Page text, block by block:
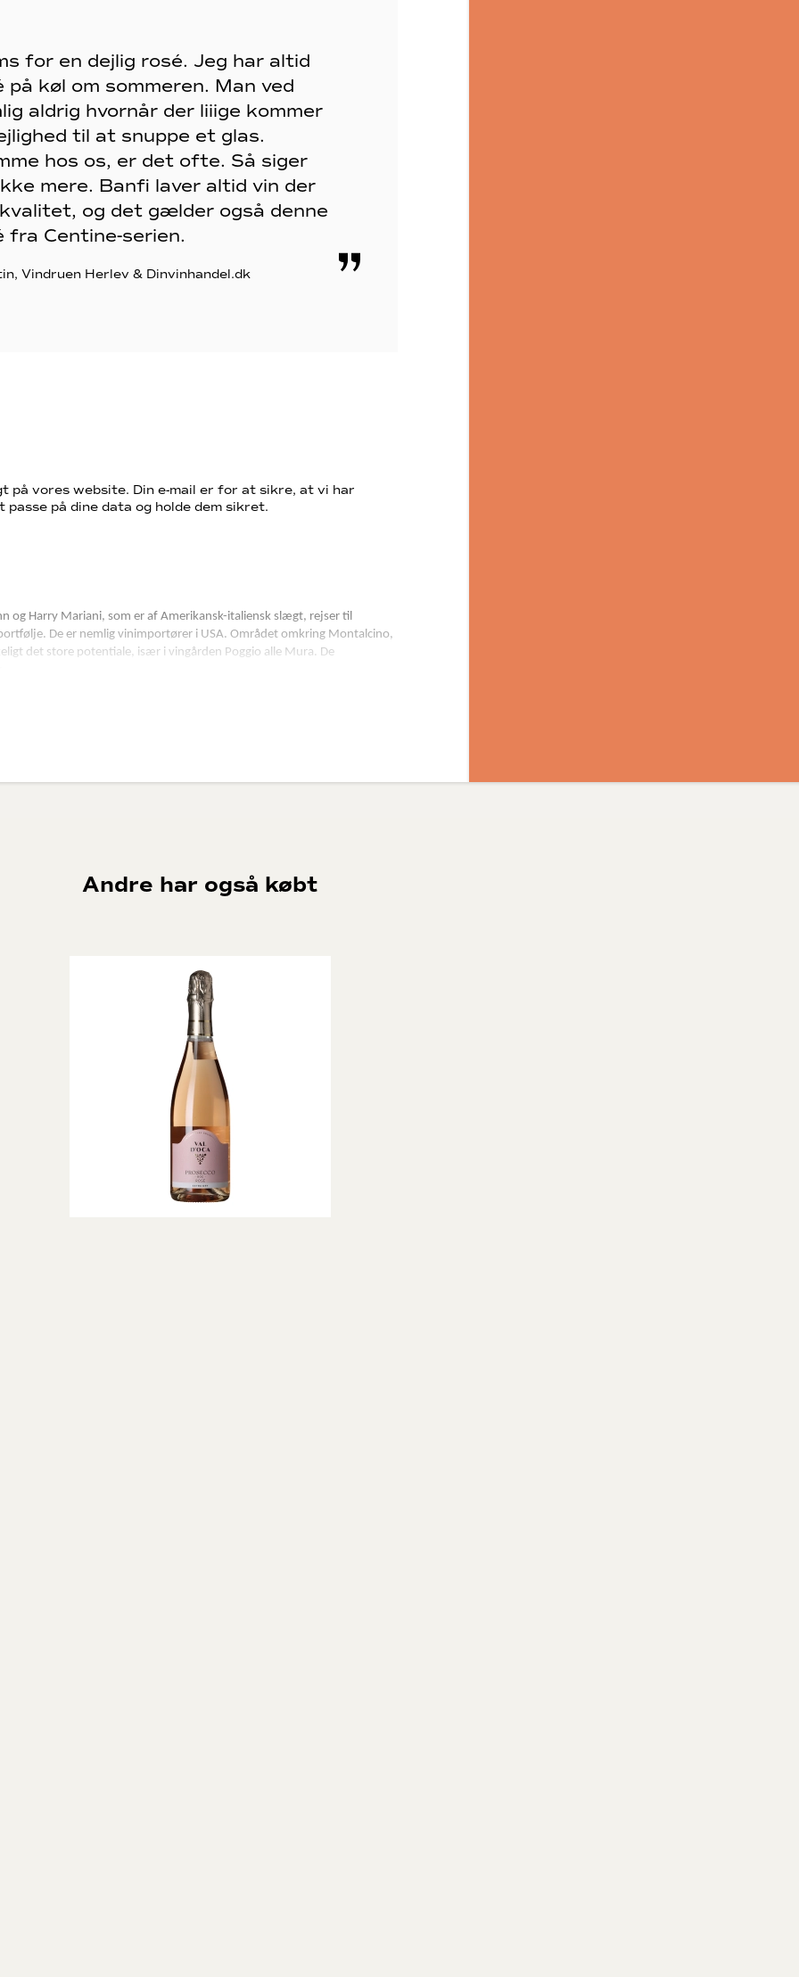
for en dejlig rosé. Jeg har altid
på køl om sommeren. Man ved
aldrig hvornår der liiige kommer
til at snuppe et glas.
hos os, er det ofte. Så siger
mere. Banfi laver altid vin der
og det gælder også denne
fra Centine-serien.
Vindruen Herlev & Dinvinhandel.dk
vores website. Din e-mail er for at sikre, at vi har
på dine data og holde dem sikret.
og Harry Mariani, som er af Amerikansk-italiensk slægt, rejser til
De er nemlig vinimportører i USA. Området omkring Montalcino,
det store potentiale, især i vingården Poggio alle Mura. De
den flotte vingård. 5 år senere køber de det historiske
også investeret i bæredygtighedsprojekter samt CSR initiativer. Banfi
deres jordbund, druetyper og alt muligt. De vil hele tiden lave de
Poggio all’Oro. Vinen bliver kun produceret i de allerbedste
i hele 3 år og 6 måneder. Druerne plukkes fra marken lige neden for
Andre har også købt